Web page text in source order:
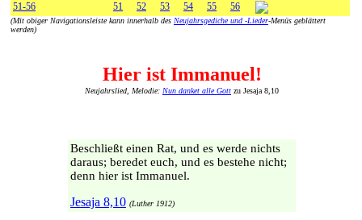
51-56
51 52 53 54 55 56
(Mit obiger Navigationsleiste kann innerhalb des Neujahrsgediche und -Lieder-Menüs geblättert
werden)
Hier ist Immanuel!
Neujahrslied, Melodie: Nun danket alle Gott zu Jesaja 8,10
Beschließt einen Rat, und es werde nichts
daraus; beredet euch, und es bestehe nicht;
denn hier ist Immanuel.
Jesaja 8,10 (Luther 1912)